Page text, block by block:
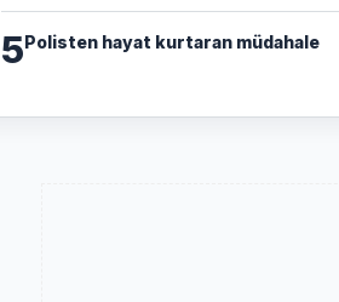
5Polisten hayat kurtaran müdahale